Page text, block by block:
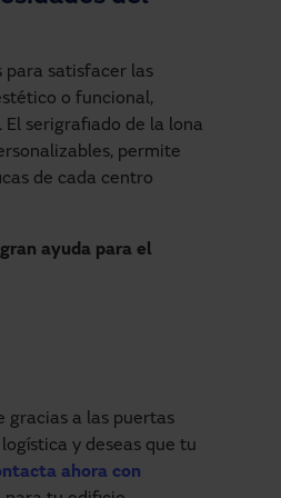
para satisfacer las
o funcional,
serigrafiado de la lona
permite
de cada centro
gran ayuda para el
gracias a las puertas
y deseas que tu
ahora con